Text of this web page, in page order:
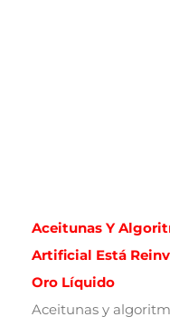
Aceitunas Y
Artificial Está
Oro Líquido
Aceitunas y